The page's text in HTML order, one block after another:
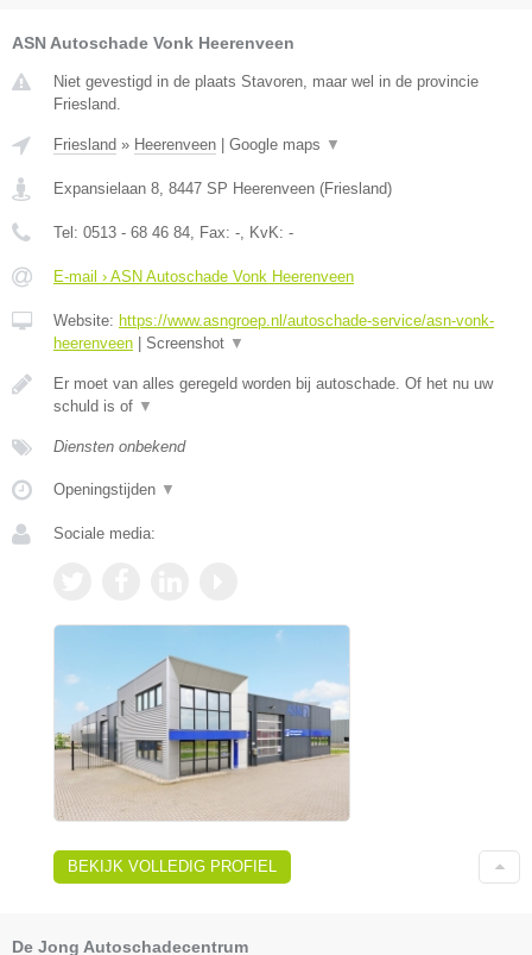
ASN Autoschade Vonk Heerenveen
Niet gevestigd in de plaats Stavoren, maar wel in de provincie
Friesland.
Friesland » Heerenveen | Google maps ▼
Expansielaan 8 8447 SP Heerenveen (Friesland)
Tel: 0513 - 68 46 84 , Fax: - , KvK: -
E-mail › ASN Autoschade Vonk Heerenveen
Website: https://www.asngroep.nl/autoschade-service/asn-vonk-
heerenveen | Screenshot ▼
Er moet van alles geregeld worden bij autoschade. Of het nu uw
schuld is of ▼
Diensten onbekend
Openingstijden ▼
Sociale media:
BEKIJK VOLLEDIG PROFIEL
De Jong Autoschadecentrum